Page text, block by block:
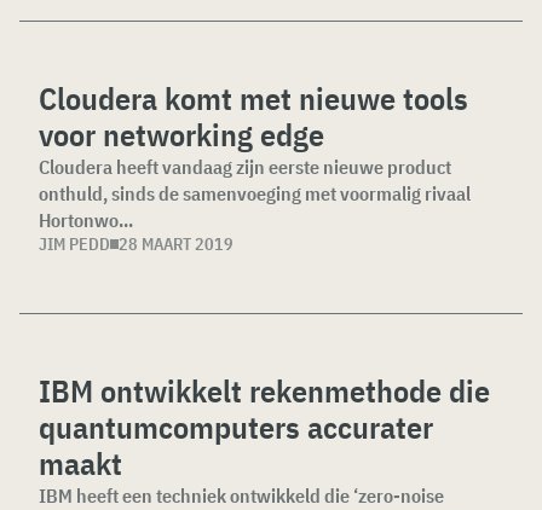
Cloudera komt met nieuwe tools
voor networking edge
Cloudera heeft vandaag zijn eerste nieuwe product
onthuld, sinds de samenvoeging met voormalig rivaal
Hortonwo...
JIM PEDD 28 MAART 2019
IBM ontwikkelt rekenmethode die
quantumcomputers accurater
maakt
IBM heeft een techniek ontwikkeld die ‘zero-noise